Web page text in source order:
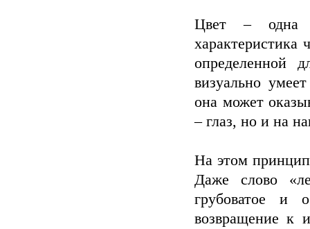
Цвет – одна
характеристика
определенной
визуально
она может
– глаз, но и на
На этом
Даже слово
грубоватое и
возвращение к